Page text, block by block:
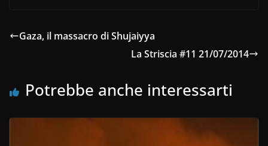
Gaza, il massacro di Shujaiyya
La Striscia #11 21/07/2014
Potrebbe anche interessarti